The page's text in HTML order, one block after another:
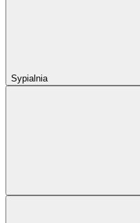
Sypialnia